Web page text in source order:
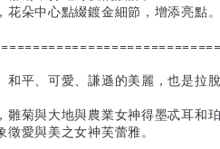
朵中心點綴鍍金細節，增添亮點。
平、可愛、謙遜的美麗，也是拉脫
菊與大地與農業女神得墨忒耳和珀
愛與美之女神芙蕾雅。